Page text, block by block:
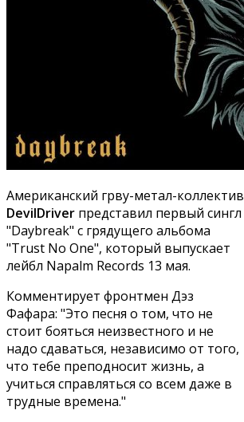
Американский грву-метал-коллектив
DevilDriver представил первый сингл
"Daybreak" с грядущего альбома
"Trust No One", который выпускает
лейбл Napalm Records 13 мая.
Комментирует фронтмен Дэз
Фафара: "Это песня о том, что не
стоит бояться неизвестного и не
надо сдаваться, независимо от того,
что тебе преподносит жизнь, а
учиться справляться со всем даже в
трудные времена."